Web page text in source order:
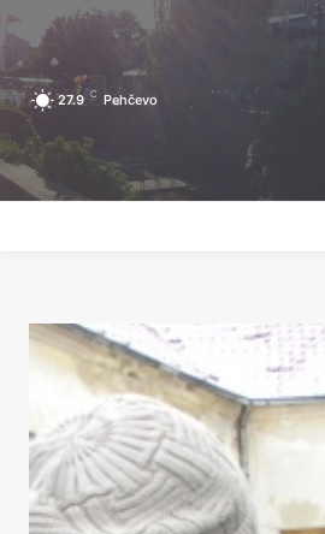
27.9 C Pehčevo